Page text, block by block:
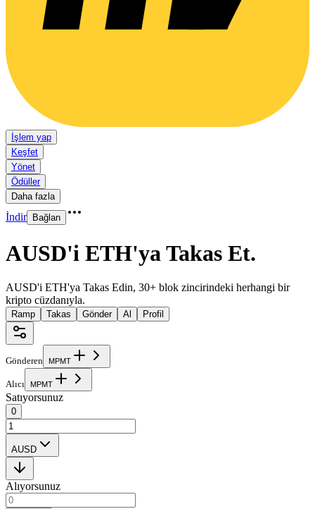
İşlem yap
Keşfet
Yönet
Ödüller
Daha fazla
İndir Bağlan
AUSD'i ETH'ya Takas Et.
AUSD'i ETH'ya Takas Edin, 30+ blok zincirindeki herhangi bir
kripto cüzdanıyla.
Ramp Takas Gönder Al Profil
Gönderen MPMT
Alıcı MPMT
Satıyorsunuz
0
AUSD
Alıyorsunuz